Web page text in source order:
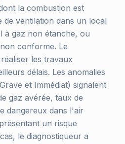
la combustion est
de ventilation dans un local
à gaz non étanche, ou
conforme. Le
les travaux
délais. Les anomalies
et Immédiat) signalent
gaz avérée, taux de
dangereux dans l'air
un risque
le diagnostiqueur a